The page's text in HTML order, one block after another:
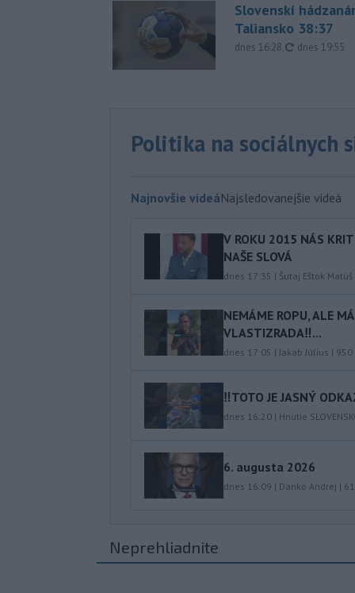
Slovenskí
Taliansko 38:37
dnes 16:28, aktualizované
dnes 19:55
Politika na sociálnych
Najnovšie videáNajsledovanejšie videá
V ROKU 2015 NÁS
NAŠE SLOVÁ
dnes 17:35 | Šutaj Eštok Matúš
NEMÁME ROPU, ALE
VLASTIZRADA‼️...
dnes 17:05 |Jakab Július | 950
‼️TOTO JE JASNÝ
dnes 16:20 | Hnutie
6. augusta 2026
dnes 16:09 | Danko Andrej |
Neprehliadnite